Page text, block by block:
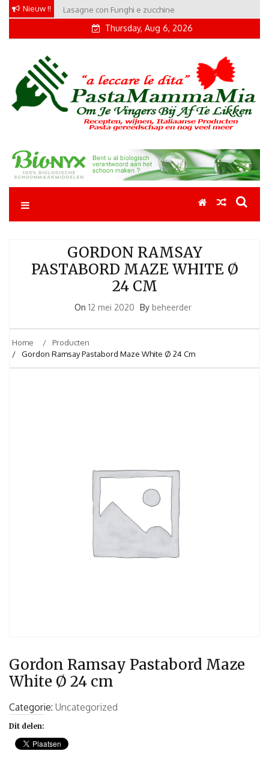
Skip
content
Nieuw !! Lasagne con Funghi e zucchine
Thursday, Aug 6, 2026
Pastamammamia
Pastarecepten om je vingers bij af te likken
GORDON RAMSAY
PASTABORD MAZE WHITE Ø
24 CM
On 12 mei 2020 By beheerder
Home
Producten
Gordon Ramsay Pastabord Maze White Ø 24 Cm
Gordon Ramsay Pastabord Maze
White Ø 24 cm
Categorie: Uncategorized
Dit delen: